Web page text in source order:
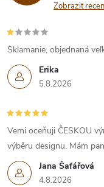
Zobrazit
Erika
5.8.2026
Sklamanie, objednaná
Jana Šafářová
4.8.2026
Vemi oceňuji ČESKOU
výběru designu. Mám